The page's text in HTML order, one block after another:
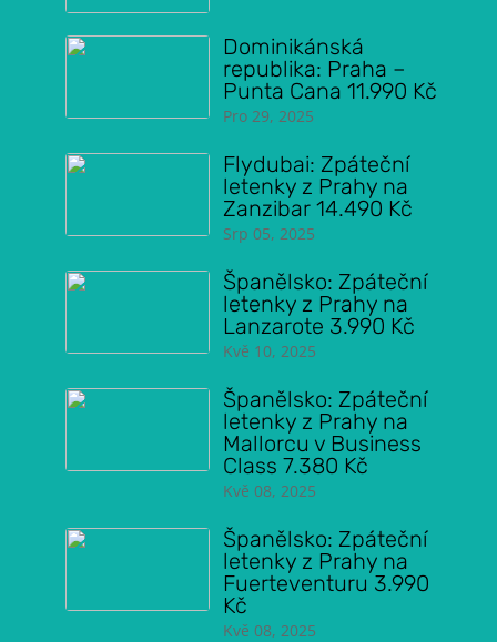
Dominikánská
republika: Praha –
Punta Cana 11.990 Kč
Pro 29, 2025
Flydubai: Zpáteční
letenky z Prahy na
Zanzibar 14.490 Kč
Srp 05, 2025
Španělsko: Zpáteční
letenky z Prahy na
Lanzarote 3.990 Kč
Kvě 10, 2025
Španělsko: Zpáteční
letenky z Prahy na
Mallorcu v Business
Class 7.380 Kč
Kvě 08, 2025
Španělsko: Zpáteční
letenky z Prahy na
Fuerteventuru 3.990
Kč
Kvě 08, 2025